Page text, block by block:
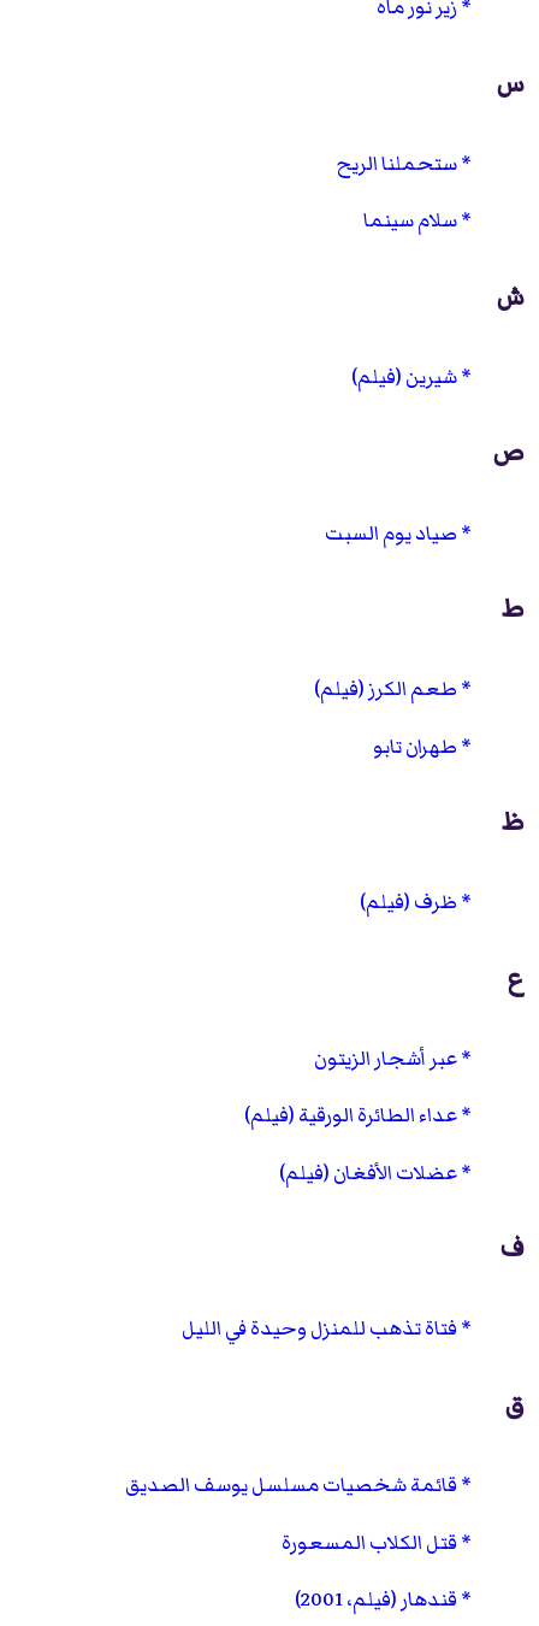
زير نور ماه
س
ستحملنا الريح
سلام سينما
ش
شيرين (فيلم)
ص
صياد يوم السبت
ط
طعم الكرز (فيلم)
طهران تابو
ظ
ظرف (فيلم)
ع
عبر أشجار الزيتون
عداء الطائرة الورقية (فيلم)
عضلات الأفغان (فيلم)
ف
فتاة تذهب للمنزل وحيدة في الليل
ق
قائمة شخصيات مسلسل يوسف الصديق
قتل الكلاب المسعورة
قندهار (فيلم، 2001)